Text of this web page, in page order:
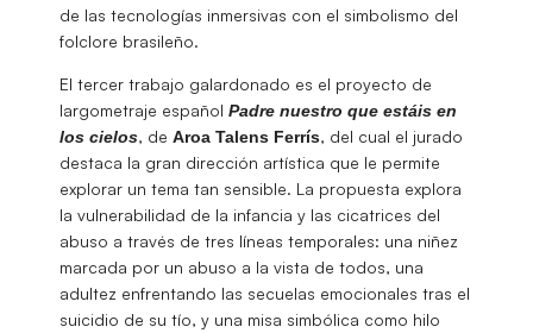
de las tecnologías inmersivas con el simbolismo del
folclore brasileño.
El tercer trabajo galardonado es el proyecto de
largometraje español Padre nuestro que estáis en
los cielos, de Aroa Talens Ferrís, del cual el jurado
destaca la gran dirección artística que le permite
explorar un tema tan sensible. La propuesta explora
la vulnerabilidad de la infancia y las cicatrices del
abuso a través de tres líneas temporales: una niñez
marcada por un abuso a la vista de todos, una
adultez enfrentando las secuelas emocionales tras el
suicidio de su tío, y una misa simbólica como hilo